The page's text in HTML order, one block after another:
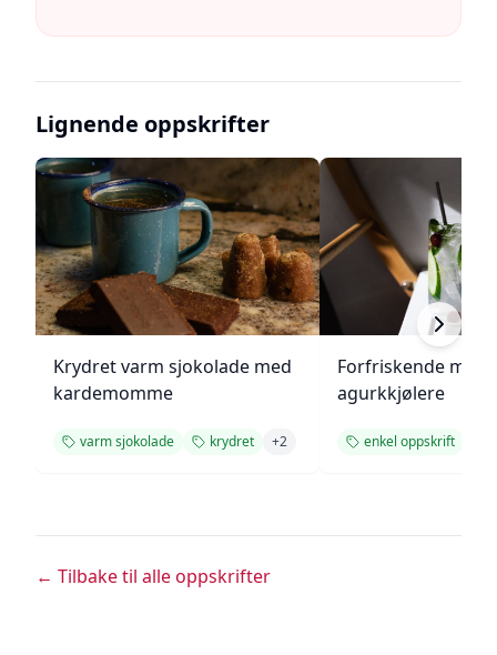
Lignende oppskrifter
Krydret varm sjokolade med
kardemomme
varm sjokolade krydret +2
Forfriskende
agurkkjølere
enkel oppskrift
← Tilbake til alle oppskrifter